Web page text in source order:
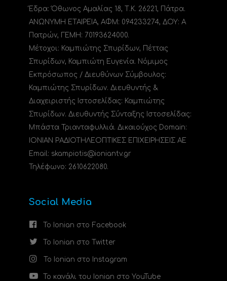
Έδρα: Όθωνος Αμαλίας 18, Τ.Κ. 26221, Πάτρα.
ΑΝΩΝΥΜΗ ΕΤΑΙΡΕΙΑ, ΑΦΜ: 094233274, ΔΟΥ: A
Πατρών, ΓΕΜΗ: 70193624000.
Μέτοχοι: Καμπιώτης Σπυρίδων, Πέττας
Σπυρίδων, Καμπιώτη Ευγενία. Νόμιμος
Εκπρόσωπος / Διευθύνων Σύμβουλος:
Καμπιώτης Σπυρίδων. Διευθυντής &
Διαχειριστής Ιστοσελίδας: Καμπιώτης
Σπυρίδων. Διευθυντής Σύνταξης Ιστοσελίδας:
Μπάστα Τριανταφυλλιά. Δικαιούχος Domain:
ΙΟΝΙΑΝ ΡΑΔΙΟΤΗΛΕΟΠΤΙΚΕΣ ΕΠΙΧΕΙΡΗΣΕΙΣ ΑΕ
Email: skampiotis@ioniantv.gr
Τηλέφωνο: 2610622080.
Social Media
Το Ionian στο Facebook
Το Ionian στο Twitter
Το Ionian στο Instagram
Το κανάλι του Ionian στο YouTube